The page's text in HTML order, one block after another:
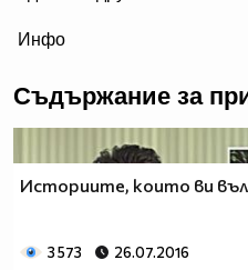
чути! 90 секунди са малко,
Инфо
Съдържание за
Историите, които ви
3 573 26.07.2016